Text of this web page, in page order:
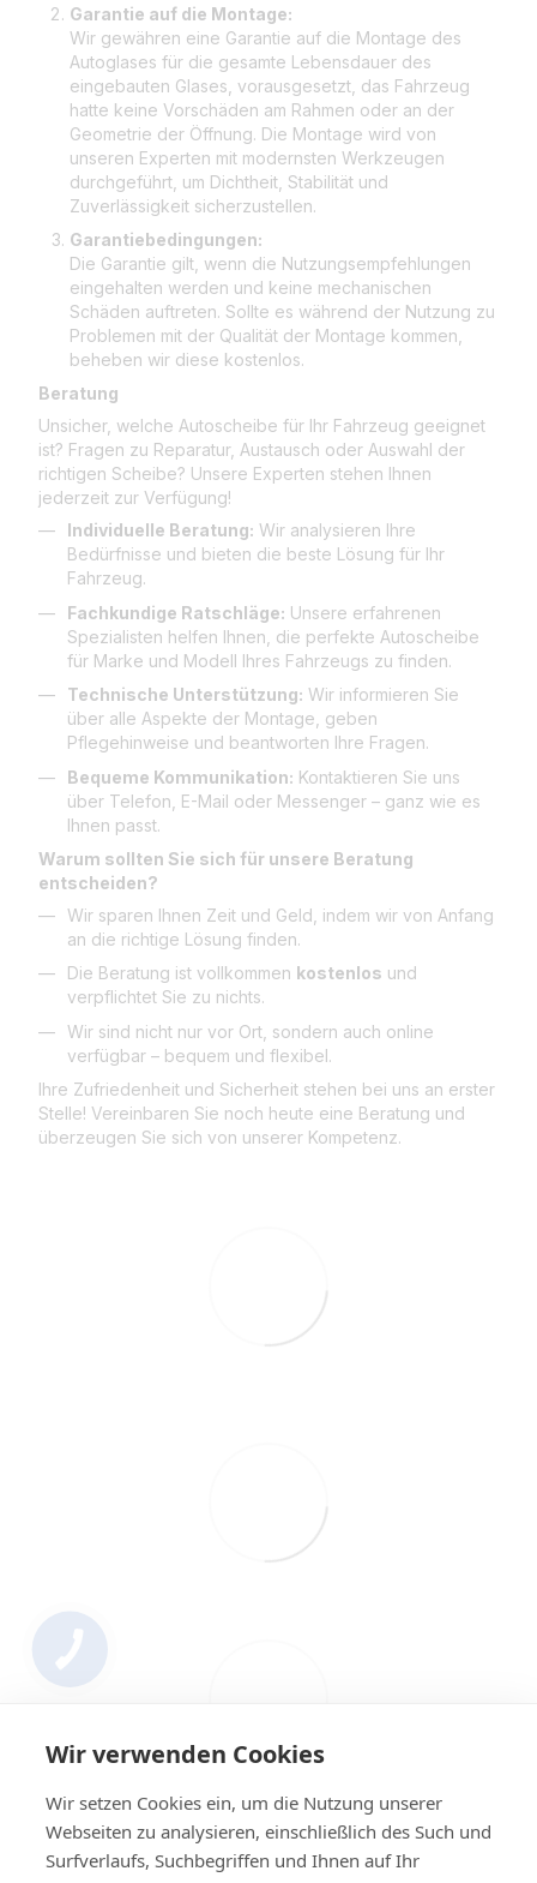
Garantie auf die Montage:
Wir gewähren eine Garantie auf die Montage des
Autoglases für die gesamte Lebensdauer des
eingebauten Glases, vorausgesetzt, das Fahrzeug
hatte keine Vorschäden am Rahmen oder an der
Geometrie der Öffnung. Die Montage wird von
unseren Experten mit modernsten Werkzeugen
durchgeführt, um Dichtheit, Stabilität und
Zuverlässigkeit sicherzustellen.
Garantiebedingungen:
Die Garantie gilt, wenn die Nutzungsempfehlungen
eingehalten werden und keine mechanischen
Schäden auftreten. Sollte es während der Nutzung zu
Problemen mit der Qualität der Montage kommen,
beheben wir diese kostenlos.
Beratung
Unsicher, welche Autoscheibe für Ihr Fahrzeug geeignet
ist? Fragen zu Reparatur, Austausch oder Auswahl der
richtigen Scheibe? Unsere Experten stehen Ihnen
jederzeit zur Verfügung!
Individuelle Beratung: Wir analysieren Ihre
Bedürfnisse und bieten die beste Lösung für Ihr
Fahrzeug.
Fachkundige Ratschläge: Unsere erfahrenen
Spezialisten helfen Ihnen, die perfekte Autoscheibe
für Marke und Modell Ihres Fahrzeugs zu finden.
Technische Unterstützung: Wir informieren Sie
über alle Aspekte der Montage, geben
Pflegehinweise und beantworten Ihre Fragen.
Bequeme Kommunikation: Kontaktieren Sie uns
über Telefon, E-Mail oder Messenger – ganz wie es
Ihnen passt.
Warum sollten Sie sich für unsere Beratung
entscheiden?
Wir sparen Ihnen Zeit und Geld, indem wir von Anfang
an die richtige Lösung finden.
Die Beratung ist vollkommen kostenlos und
verpflichtet Sie zu nichts.
Wir sind nicht nur vor Ort, sondern auch online
verfügbar – bequem und flexibel.
Ihre Zufriedenheit und Sicherheit stehen bei uns an erster
Stelle! Vereinbaren Sie noch heute eine Beratung und
überzeugen Sie sich von unserer Kompetenz.
Wir verwenden Cookies
Wir setzen Cookies ein, um die Nutzung unserer
Webseiten zu analysieren, einschließlich des Such und
Surfverlaufs, Suchbegriffen und Ihnen auf Ihr